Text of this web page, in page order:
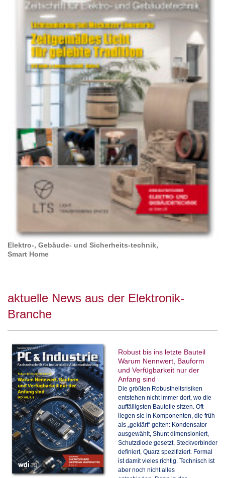
Elektro-, Gebäude- und Sicherheits-technik,
Smart Home
aktuelle News aus der Elektronik-
Branche
Robust bis ins letzte Bauteil
Warum Nennwert, Bauform
und Verfügbarkeit nur der
Anfang sind
Die größten Robustheitsrisiken
entstehen nicht immer dort, wo die
auffälligsten Bauteile sitzen. Oft
liegen sie in Komponenten, die früh
als „geklärt“ gelten: Kondensator
ausgewählt, Shunt dimensioniert,
Schutzdiode gesetzt, Steckverbinder
definiert, Quarz spezifiziert. Formal
ist damit vieles richtig. Technisch ist
aber noch nicht alles